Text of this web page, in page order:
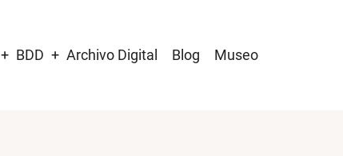
BDD Archivo Digital Blog Museo